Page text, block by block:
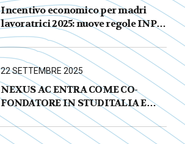
Incentivo economico per madri
lavoratrici 2025: nuove regole INPS
e requisiti aggiornati
22 SETTEMBRE 2025
NEXUS AC ENTRA COME CO-
FONDATORE IN STUDITALIA E
AVVIA L’AREA LEGALE DEL
GRUPPO